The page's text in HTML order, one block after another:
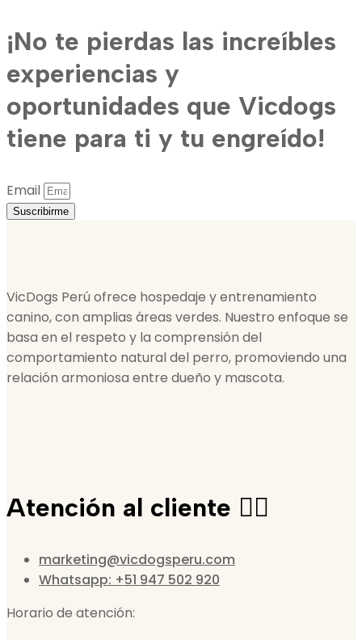
¡No te pierdas las increíbles
experiencias y
oportunidades que Vicdogs
tiene para ti y tu engreído!
Email
Suscribirme
VicDogs Perú ofrece hospedaje y entrenamiento
canino, con amplias áreas verdes. Nuestro enfoque se
basa en el respeto y la comprensión del
comportamiento natural del perro, promoviendo una
relación armoniosa entre dueño y mascota.
Atención al cliente 🙋‍♀️
marketing@vicdogsperu.com
Whatsapp: +51 947 502 920
Horario de atención: